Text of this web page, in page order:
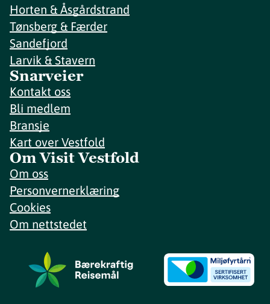
Horten & Åsgårdstrand
Tønsberg & Færder
Sandefjord
Larvik & Stavern
Snarveier
Kontakt oss
Bli medlem
Bransje
Kart over Vestfold
Om Visit Vestfold
Om oss
Personvernerklæring
Cookies
Om nettstedet